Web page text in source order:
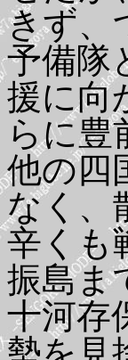
きず、
予備隊
援に向
らに豊
他の四
なく、
辛くも
振島ま
十河存
勢を見